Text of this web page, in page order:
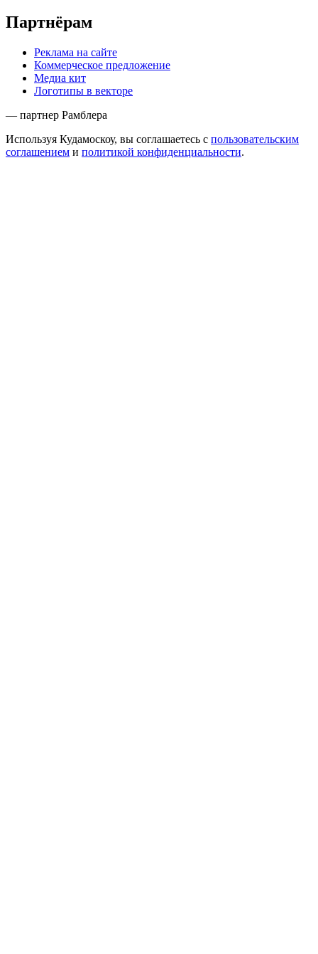
Партнёрам
Реклама на сайте
Коммерческое предложение
Медиа кит
Логотипы в векторе
— партнер Рамблера
Используя Кудамоскоу, вы соглашаетесь с пользовательским
соглашением и политикой конфиденциальности.